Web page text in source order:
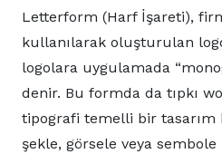
Letterform (Harf İşareti),
kullanılarak oluşturulan
logolara uygulamada
denir. Bu formda da tıpkı
tipografi temelli bir tasarım
şekle, görsele veya